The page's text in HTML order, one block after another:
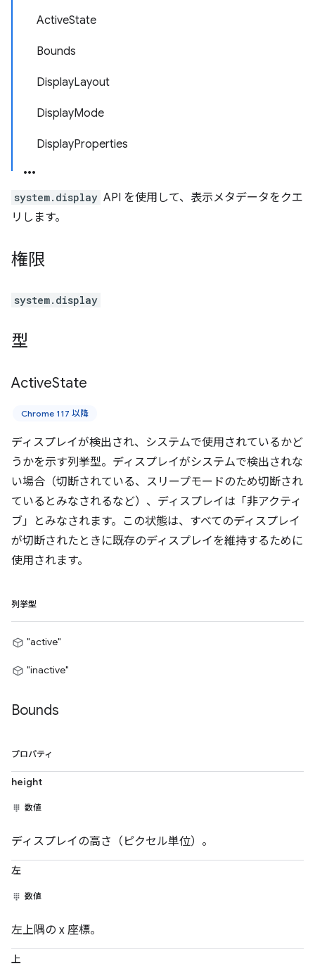
ActiveState
Bounds
DisplayLayout
DisplayMode
DisplayProperties
system.display API を使用して、表示メタデータをクエ
リします。
権限
system.display
型
ActiveState
Chrome 117 以降
ディスプレイが検出され、システムで使用されているかど
うかを示す列挙型。ディスプレイがシステムで検出されな
い場合（切断されている、スリープモードのため切断され
ているとみなされるなど）、ディスプレイは「非アクティ
ブ」とみなされます。この状態は、すべてのディスプレイ
が切断されたときに既存のディスプレイを維持するために
使用されます。
列挙型
"active"
"inactive"
Bounds
プロパティ
height
数値
ディスプレイの高さ（ピクセル単位）。
左
数値
左上隅の x 座標。
上